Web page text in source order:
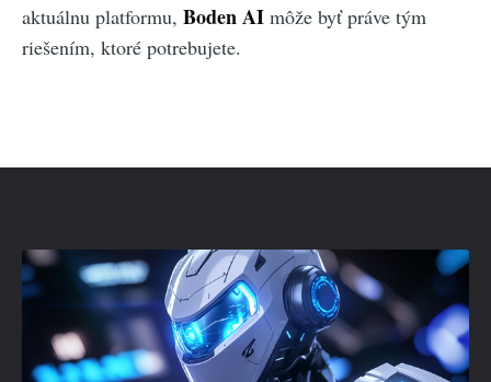
aktuálnu platformu, Boden AI môže byť práve tým
riešením, ktoré potrebujete.